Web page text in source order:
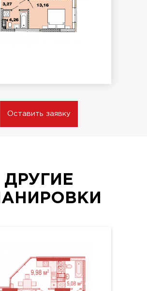
Оставить заявку
ДРУГИЕ